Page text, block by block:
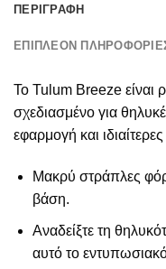
ΠΕΡΙΓΡΑΦΉ
ΕΠΙΠΛΈΟΝ
Το Tulum Breeze είναι
σχεδιασμένο για
εφαρμογή και
Μακρύ στράπλες
βάση.
Αναδείξτε τη
αυτό το